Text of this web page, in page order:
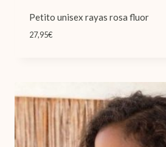
Petito unisex rayas rosa fluor
27,95€